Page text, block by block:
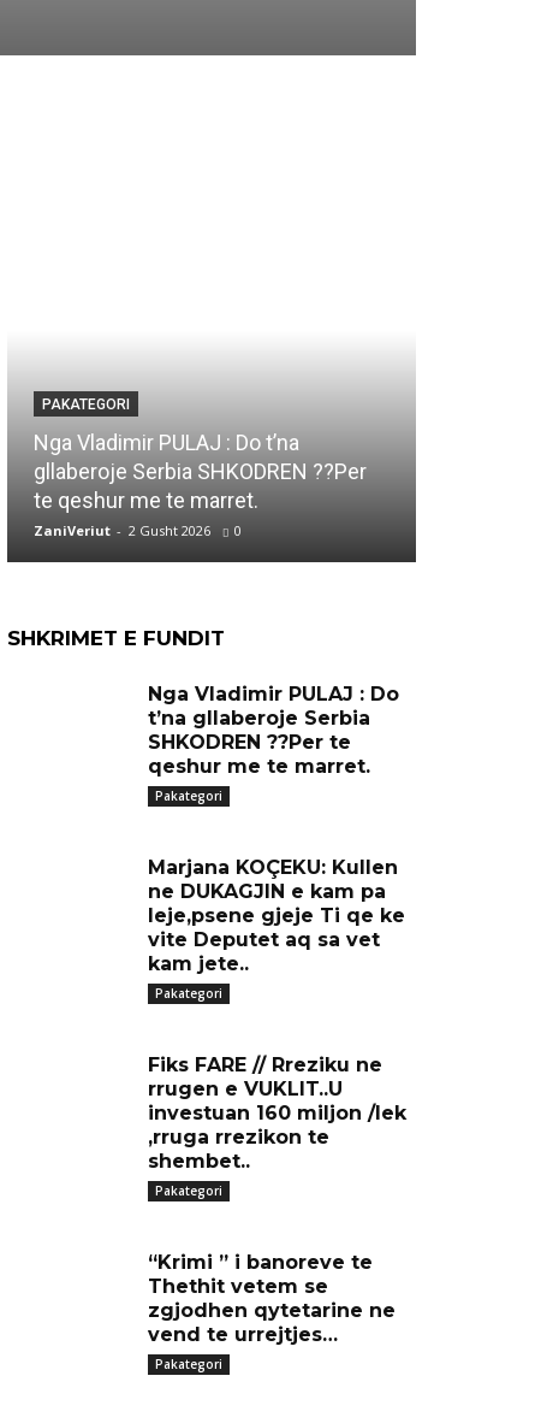
PAKATEGORI
Nga Vladimir PULAJ : Do t’na
gllaberoje Serbia SHKODREN ??Per
te qeshur me te marret.
ZaniVeriut - 2 Gusht 2026 0
SHKRIMET E FUNDIT
Nga Vladimir PULAJ : Do
t’na gllaberoje Serbia
SHKODREN ??Per te
qeshur me te marret.
Pakategori
Marjana KOÇEKU: Kullen
ne DUKAGJIN e kam pa
leje,psene gjeje Ti qe ke
vite Deputet aq sa vet
kam jete..
Pakategori
Fiks FARE // Rreziku ne
rrugen e VUKLIT..U
investuan 160 miljon /lek
,rruga rrezikon te
shembet..
Pakategori
“Krimi ” i banoreve te
Thethit vetem se
zgjodhen qytetarine ne
vend te urrejtjes…
Pakategori